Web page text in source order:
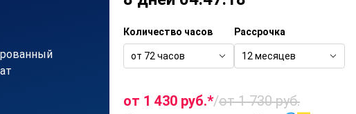
Количество часов
от 72 часов
Рассрочка
12 месяцев
от 1 430 руб.*/от 1 730 руб.